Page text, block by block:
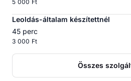
5 000 Ft
Leoldás-általam készítettnél
45 perc
3 000 Ft
Összes